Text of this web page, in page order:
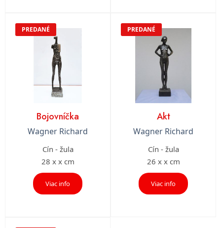
PREDANÉ
Bojovníčka
Wagner Richard
Cín - žula
28 x x cm
Viac info
PREDANÉ
Akt
Wagner Richard
Cín - žula
26 x x cm
Viac info